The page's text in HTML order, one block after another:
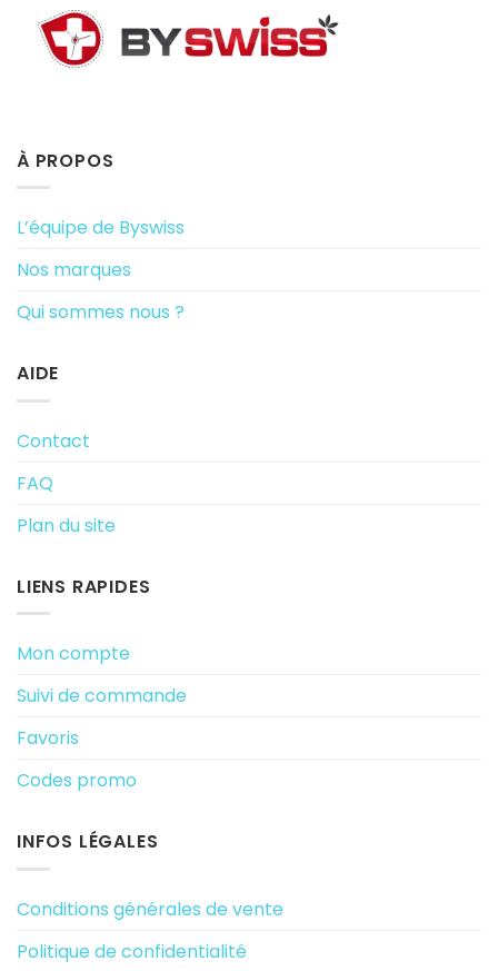
À PROPOS
L’équipe de Byswiss
Nos marques
Qui sommes nous ?
AIDE
Contact
FAQ
Plan du site
LIENS RAPIDES
Mon compte
Suivi de commande
Favoris
Codes promo
INFOS LÉGALES
Conditions générales de vente
Politique de confidentialité